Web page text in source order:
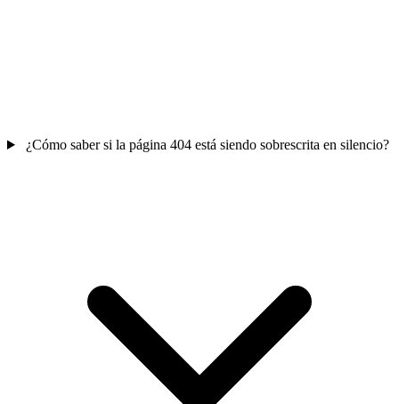
¿Cómo saber si la página 404 está siendo sobrescrita en silencio?